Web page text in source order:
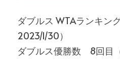
ダブルス WTAランキン
2023/1/30）
ダブルス優勝数　8回目